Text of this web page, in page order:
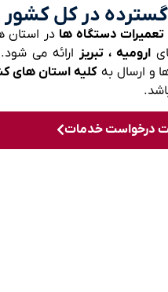
در کل کشور
تعمیرات دستگاه ها در استان
ارومیه ، تبریز ارائه می
و ارسال به کلیه استان های
درخواست خدمات